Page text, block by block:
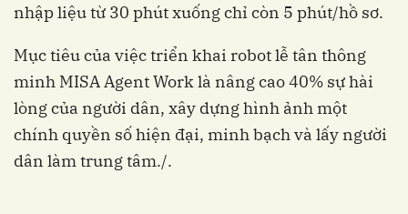
nhập liệu từ 30 phút xuống chỉ còn 5 phút/hồ sơ.
Mục tiêu của việc triển khai robot lễ tân thông
minh MISA Agent Work là nâng cao 40% sự hài
lòng của người dân, xây dựng hình ảnh một
chính quyền số hiện đại, minh bạch và lấy người
dân làm trung tâm./.